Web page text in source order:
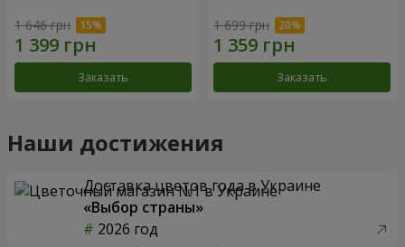
1 646 грн
Заказать
1 699 грн
Заказать
Наши достижения
Доставка цветов года в Украине
«Выбор страны»
2026 год